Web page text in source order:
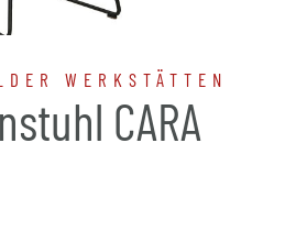
WERKSTÄTTEN
CARA